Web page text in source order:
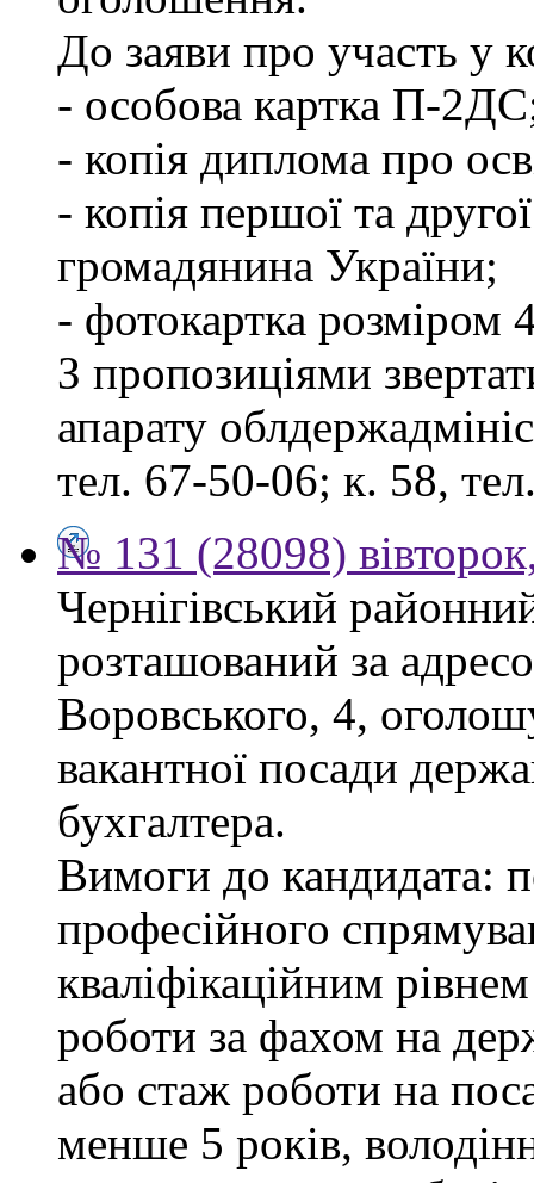
До заяви про участь у
- особова картка П-
- копія диплома про
- копія першої та
громадянина України;
- фотокартка розміром
З пропозиціями
апарату
тел. 67-50-06; к. 58,
№ 131 (28098)
Чернігівський
розташований за
Воровського, 4,
вакантної посади
бухгалтера.
Вимоги до кандидата:
професійного
кваліфікаційним
роботи за фахом на
або стаж роботи на
менше 5 років,